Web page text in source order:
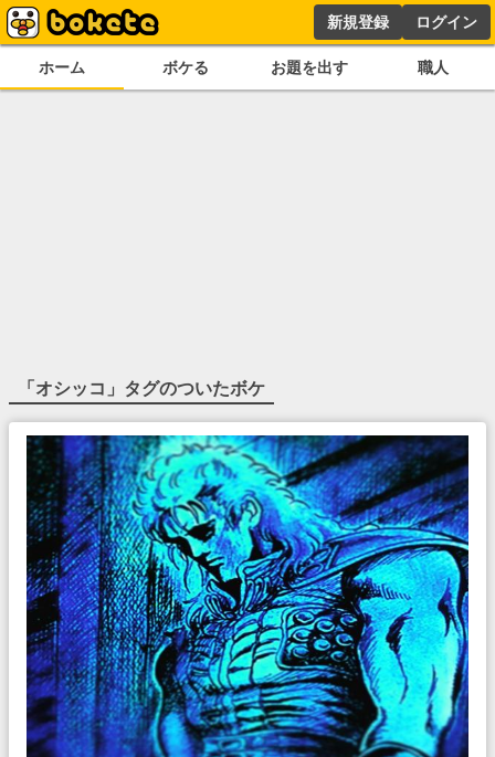
新規登録 ログイン
ホーム ボケる お題を出す 職人
「オシッコ 」タグのついたボケ